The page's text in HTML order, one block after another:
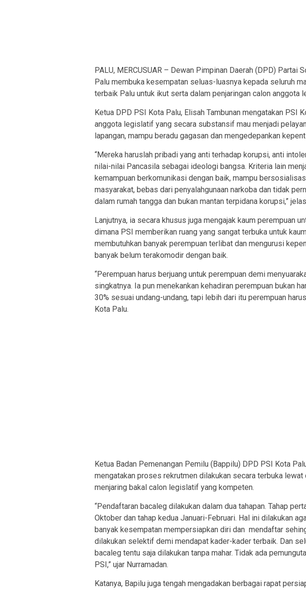
PALU, MERCUSUAR – Dewan Pimpinan Daerah (DPD) Partai
Palu membuka kesempatan seluas-luasnya kepada seluruh
terbaik Palu untuk ikut serta dalam penjaringan calon anggota
Ketua DPD PSI Kota Palu, Elisah Tambunan mengatakan PSI
anggota legislatif yang secara substansif mau menjadi
lapangan, mampu beradu gagasan dan mengedepankan
“Mereka haruslah pribadi yang anti terhadap korupsi, anti
nilai-nilai Pancasila sebagai ideologi bangsa. Kriteria lain
kemampuan berkomunikasi dengan baik, mampu
masyarakat, bebas dari penyalahgunaan narkoba dan tidak
dalam rumah tangga dan bukan mantan terpidana korupsi,”
Lanjutnya, ia secara khusus juga mengajak kaum perempuan
dimana PSI memberikan ruang yang sangat terbuka untuk
membutuhkan banyak perempuan terlibat dan mengurusi
banyak belum terakomodir dengan baik.
“Perempuan harus berjuang untuk perempuan demi
singkatnya. Ia pun menekankan kehadiran perempuan bukan
30% sesuai undang-undang, tapi lebih dari itu perempuan
Kota Palu.
Ketua Badan Pemenangan Pemilu (Bappilu) DPD PSI Kota
mengatakan proses rekrutmen dilakukan secara terbuka lewat
menjaring bakal calon legislatif yang kompeten.
“Pendaftaran bacaleg dilakukan dalam dua tahapan. Tahap
Oktober dan tahap kedua Januari-Februari. Hal ini dilakukan
banyak kesempatan mempersiapkan diri dan mendaftar
dilakukan selektif demi mendapat kader-kader terbaik. Dan
bacaleg tentu saja dilakukan tanpa mahar. Tidak ada
PSI,” ujar Nurramadan.
Katanya, Bapilu juga tengah mengadakan berbagai rapat